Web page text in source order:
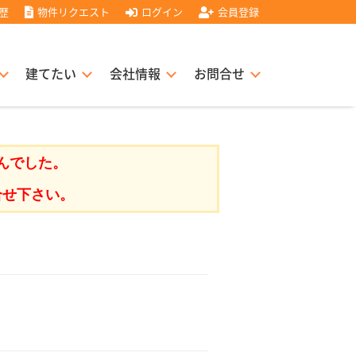
物件リクエスト ログイン 会員登録
建てたい 会社情報
経営理念
お問合せ
住宅販売協力店募集
した。
下さい。